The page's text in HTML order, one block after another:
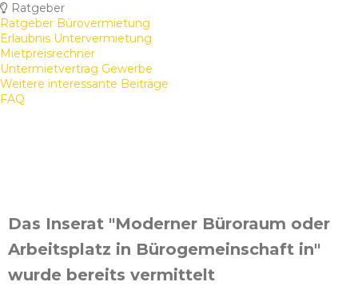
Ratgeber
Ratgeber Bürovermietung
Erlaubnis Untervermietung
Mietpreisrechner
Untermietvertrag Gewerbe
Weitere interessante Beiträge
FAQ
Das Inserat "Moderner Büroraum oder
Arbeitsplatz in Bürogemeinschaft in"
wurde bereits vermittelt